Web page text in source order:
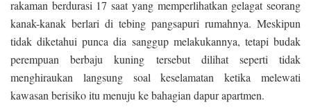
rakaman berdurasi 17 saat yang memperlihatkan gelagat seorang
kanak-kanak berlari di tebing pangsapuri rumahnya. Meskipun
tidak diketahui punca dia sanggup melakukannya, tetapi budak
perempuan berbaju kuning tersebut dilihat seperti tidak
menghiraukan langsung soal keselamatan ketika melewati
kawasan berisiko itu menuju ke bahagian dapur apartmen.